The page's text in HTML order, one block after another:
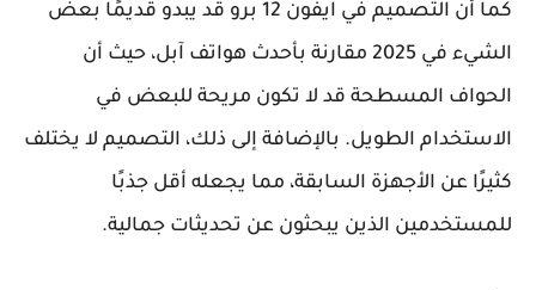
كما أن التصميم في ايفون 12 برو قد يبدو قديمًا بعض
الشيء في 2025 مقارنة بأحدث هواتف آبل، حيث أن
الحواف المسطحة قد لا تكون مريحة للبعض في
الاستخدام الطويل. بالإضافة إلى ذلك، التصميم لا يختلف
كثيرًا عن الأجهزة السابقة، مما يجعله أقل جذبًا
للمستخدمين الذين يبحثون عن تحديثات جمالية.